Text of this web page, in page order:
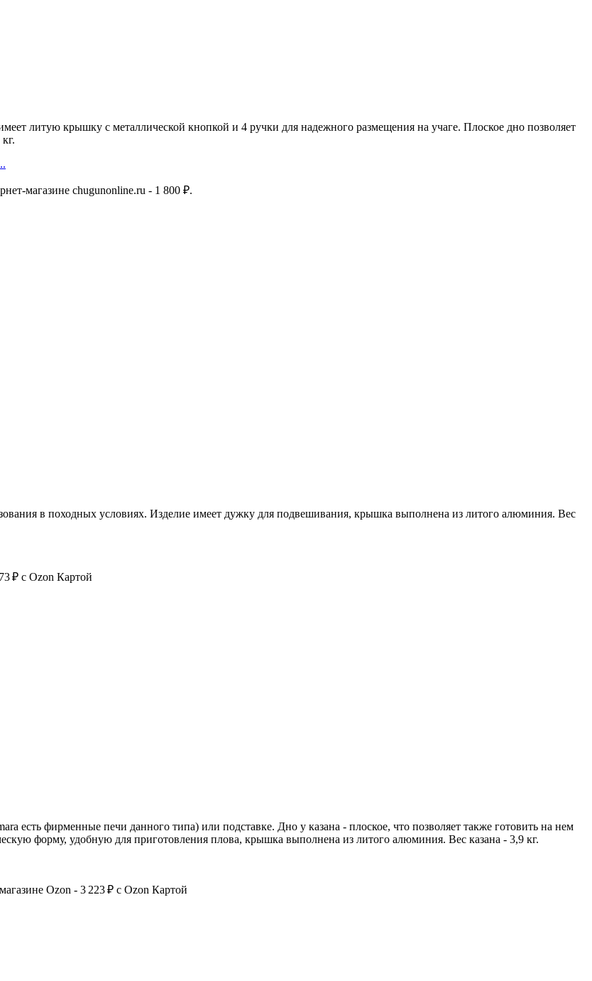
литую крышку с металлической кнопкой и 4 ручки для надежного размещения на учаге. Плоское дно позволяет
магазине chugunonline.ru - 1 800 ₽.
в походных условиях. Изделие имеет дужку для подвешивания, крышка выполнена из литого алюминия. Вес
₽ c Ozon Картой
есть фирменные печи данного типа) или подставке. Дно у казана - плоское, что позволяет также готовить на нем
форму, удобную для приготовления плова, крышка выполнена из литого алюминия. Вес казана - 3,9 кг.
Ozon - 3 223 ₽ c Ozon Картой